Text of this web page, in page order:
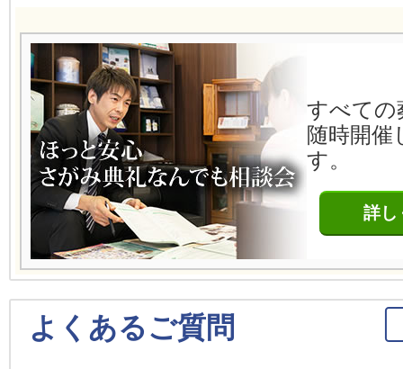
すべての
随時開催
す。
詳し
よくあるご質問